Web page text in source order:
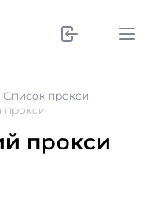
Список прокси
прокси
прокси